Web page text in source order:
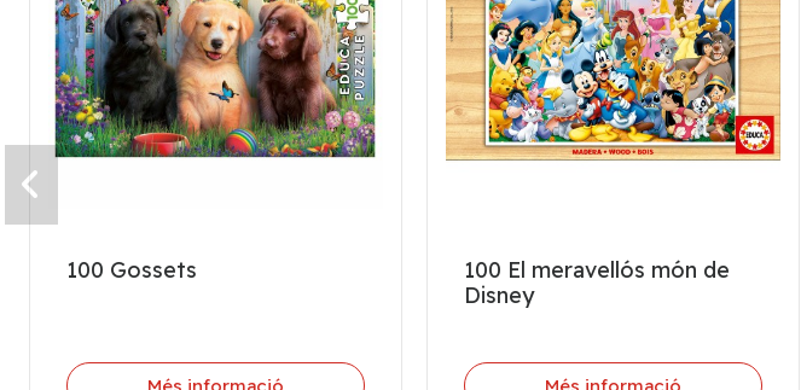
100 Gossets
Més informació
100 El meravellós món de
Disney
Més informació